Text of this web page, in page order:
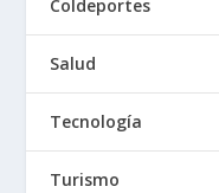
Coldeportes
Salud
Tecnología
Turismo